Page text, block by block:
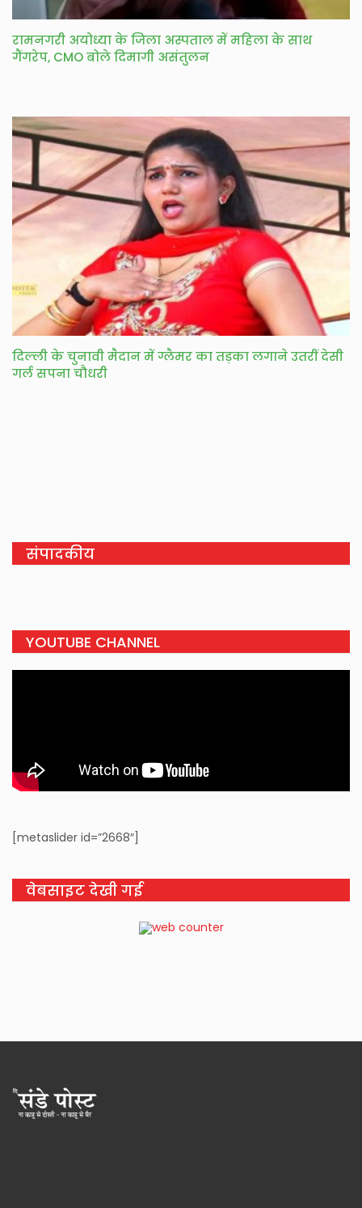
रामनगरी अयोध्या के जिला अस्पताल में महिला के साथ
गैंगरेप, CMO बोले दिमागी असंतुलन
दिल्ली के चुनावी मैदान में ग्लैमर का तड़का लगाने उतरीं देसी
गर्ल सपना चौधरी
संपादकीय
YOUTUBE CHANNEL
[metaslider id=”2668″]
वेबसाइट देखी गई